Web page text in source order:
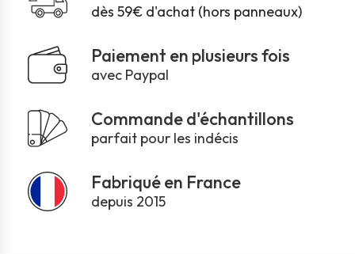
dès 59€ d'achat (hors panneaux)
Paiement en plusieurs fois
avec Paypal
Commande d'échantillons
parfait pour les indécis
Fabriqué en France
depuis 2015